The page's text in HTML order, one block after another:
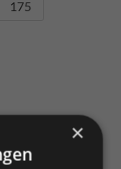
175
×